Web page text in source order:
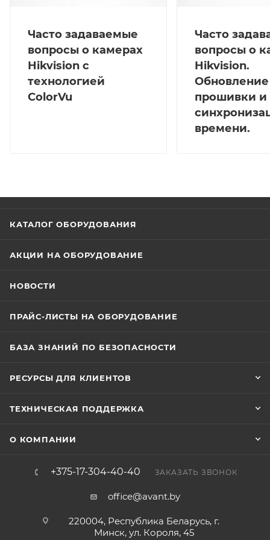
Часто задаваемые
вопросы о камерах
Hikvision с
технологией
ColorVu
Часто
вопросы о
Hikvision.
Обновление
прошивки и
времени.
КАТАЛОГ ОБОРУДОВАНИЯ
АКЦИИ НА ОБОРУДОВАНИЕ
НОВОСТИ
ПРАЙС-ЛИСТЫ НА ОБОРУДОВАНИЕ
БАЗА ЗНАНИЙ ПО БЕЗОПАСНОСТИ
РЕСУРСЫ ДЛЯ КЛИЕНТОВ
ТЕХНИЧЕСКАЯ ПОДДЕРЖКА
О КОМПАНИИ
+375-17-304-40-40 ЗАКАЗАТЬ ЗВОНОК
office@avant.by
220004, Республика Беларусь, г.
Минск, ул. Короля, 45